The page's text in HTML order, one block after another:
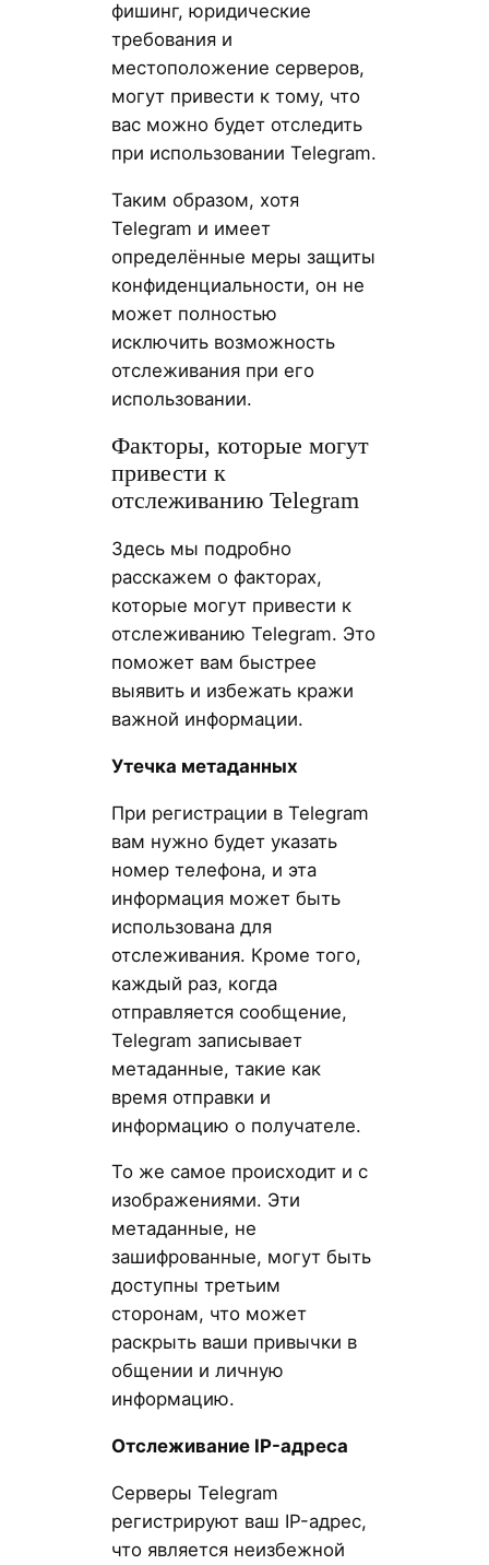
фишинг, юридические
требования и
местоположение серверов,
могут привести к тому, что
вас можно будет отследить
при использовании Telegram.
Таким образом, хотя
Telegram и имеет
определённые меры защиты
конфиденциальности, он не
может полностью
исключить возможность
отслеживания при его
использовании.
Факторы, которые могут
привести к
отслеживанию Telegram
Здесь мы подробно
расскажем о факторах,
которые могут привести к
отслеживанию Telegram. Это
поможет вам быстрее
выявить и избежать кражи
важной информации.
Утечка метаданных
При регистрации в Telegram
вам нужно будет указать
номер телефона, и эта
информация может быть
использована для
отслеживания. Кроме того,
каждый раз, когда
отправляется сообщение,
Telegram записывает
метаданные, такие как
время отправки и
информацию о получателе.
То же самое происходит и с
изображениями. Эти
метаданные, не
зашифрованные, могут быть
доступны третьим
сторонам, что может
раскрыть ваши привычки в
общении и личную
информацию.
Отслеживание IP-адреса
Серверы Telegram
регистрируют ваш IP-адрес,
что является неизбежной